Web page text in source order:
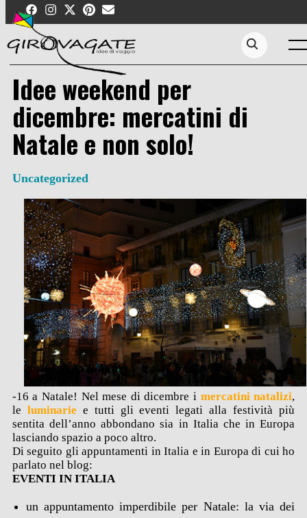
content
Search...
Idee weekend per
dicembre: mercatini di
Natale e non solo!
Uncategorized
-16 a Natale! Nel mese di dicembre i mercatini natalizi,
le luminarie e tutti gli eventi legati alla festività più
sentita dell’anno abbondano sia in Italia che in Europa
lasciando spazio a poco altro.
Di seguito gli appuntamenti in Italia e in Europa di cui ho
parlato nel blog:
EVENTI IN ITALIA
un appuntamento imperdibile per Natale: la via dei